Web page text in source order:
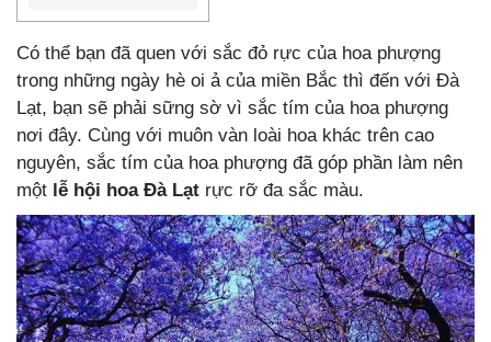
Có thể bạn đã quen với sắc đỏ rực của hoa phượng
trong những ngày hè oi ả của miền Bắc thì đến với Đà
Lạt, bạn sẽ phải sững sờ vì sắc tím của hoa phượng
nơi đây. Cùng với muôn vàn loài hoa khác trên cao
nguyên, sắc tím của hoa phượng đã góp phần làm nên
một lễ hội hoa Đà Lạt rực rỡ đa sắc màu.